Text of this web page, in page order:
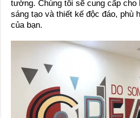
tường. Chúng tôi sẽ cung cấp
sáng tạo và thiết kế độc đáo, phù
của bạn.